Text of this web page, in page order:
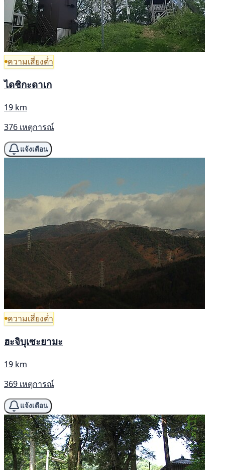
ความเสี่ยงต่ำ
ไดชิกะดาเก
19 km
376 เหตุการณ์
แจ้งเตือน
ความเสี่ยงต่ำ
ฮะจิบุเซะยามะ
19 km
369 เหตุการณ์
แจ้งเตือน